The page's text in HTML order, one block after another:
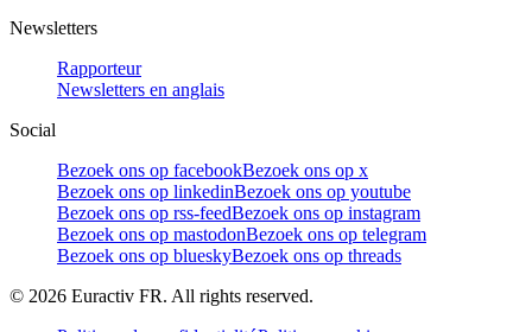
Newsletters
Rapporteur
Newsletters en anglais
Social
Bezoek ons op facebookBezoek ons op x
Bezoek ons op linkedinBezoek ons op youtube
Bezoek ons op rss-feedBezoek ons op instagram
Bezoek ons op mastodonBezoek ons op telegram
Bezoek ons op blueskyBezoek ons op threads
© 2026 Euractiv FR. All rights reserved.